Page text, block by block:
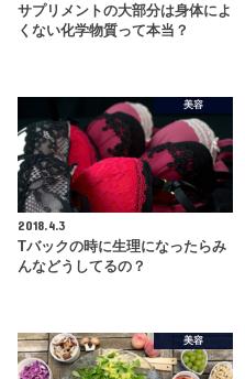
サプリメントの大部分は身体によ
くない化学物質って本当？
美容
2018.4.3
Tバックの時に生理になったらみ
んなどうしてるの？
美容